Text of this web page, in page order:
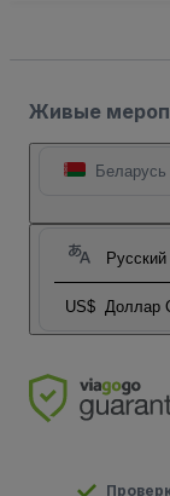
Живые
Беларусь
Русский
US$ Доллар